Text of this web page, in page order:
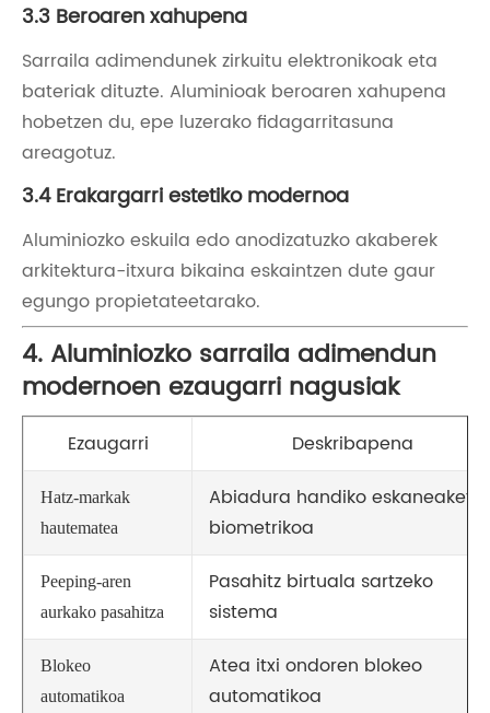
3.3 Beroaren xahupena
Sarraila adimendunek zirkuitu elektronikoak eta
bateriak dituzte. Aluminioak beroaren xahupena
hobetzen du, epe luzerako fidagarritasuna
areagotuz.
3.4 Erakargarri estetiko modernoa
Aluminiozko eskuila edo anodizatuzko akaberek
arkitektura-itxura bikaina eskaintzen dute gaur
egungo propietateetarako.
4. Aluminiozko sarraila adimendun
modernoen ezaugarri nagusiak
Ezaugarri Deskribapena
Hatz-markak
hautematea
Abiadura handiko eskaneaketa
biometrikoa
Peeping-aren
aurkako pasahitza
Pasahitz birtuala sartzeko
sistema
Blokeo
automatikoa
Atea itxi ondoren blokeo
automatikoa